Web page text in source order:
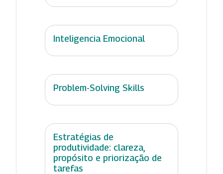
Inteligencia Emocional
Problem-Solving Skills
Estratégias de
produtividade: clareza,
propósito e priorização de
tarefas